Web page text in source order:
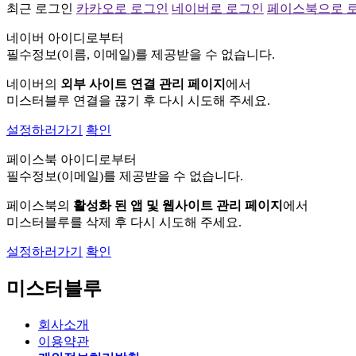
최근 로그인 카카오로 로그인 네이버로 로그인 페이스북으로
네이버 아이디로부터
필수정보(이름, 이메일)를 제공받을 수 없습니다.
네이버의 외부 사이트 연결 관리 페이지 에서
미스터블루 연결을 끊기 후 다시 시도해 주세요.
설정하러가기 확인
페이스북 아이디로부터
필수정보(이메일)를 제공받을 수 없습니다.
페이스북의 활성화 된 앱 및 웹사이트 관리 페이지 에서
미스터블루를 삭제 후 다시 시도해 주세요.
설정하러가기 확인
미스터블루
회사소개
이용약관